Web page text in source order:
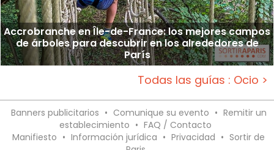
Accrobranche en Île-de-France: los mejores campos
de árboles para descubrir en los alrededores de
París
Todas las guías : Ocio >
Banners publicitarios • Comunique su evento • Remitir un
establecimiento • FAQ / Contacto
Manifiesto • Información jurídica • Privacidad • Sortir de